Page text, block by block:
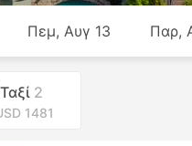
Πεμ, Αυγ 13 Παρ,
Ταξί 2
1481